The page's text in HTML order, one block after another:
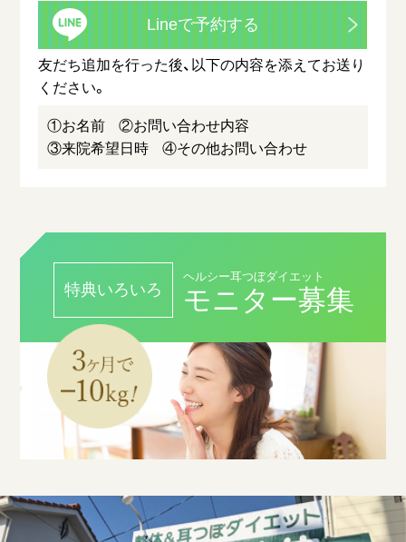
Lineで予約する
友だち追加を行った後、以下の内容を添えてお送り
ください。
①お名前
②お問い合わせ内容
③来院希望日時
④その他お問い合わせ
特典いろいろ
ヘルシー耳つぼダイエット
モニター募集